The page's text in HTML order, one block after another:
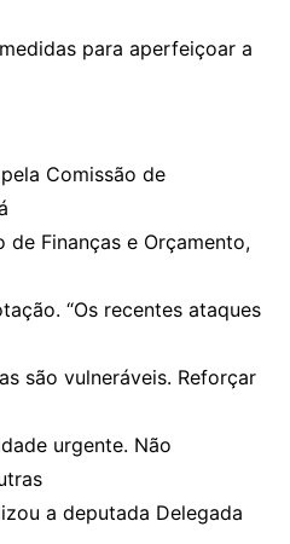
para aperfeiçoar a
Comissão de
de Finanças e Orçamento,
“Os recentes ataques
são vulneráveis. Reforçar
urgente. Não
a deputada Delegada